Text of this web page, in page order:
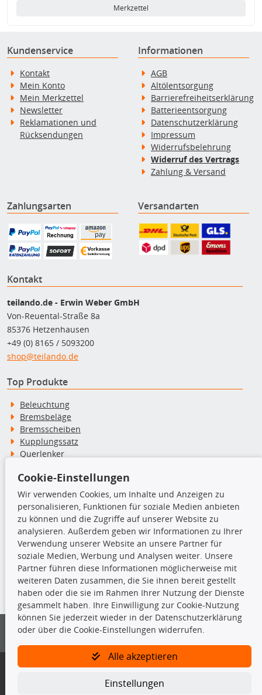
Merkzettel
Kundenservice
Kontakt
Mein Konto
Mein Merkzettel
Newsletter
Reklamationen und
Rücksendungen
Informationen
AGB
Altölentsorgung
Barrierefreiheitserklärung
Batterieentsorgung
Datenschutzerklärung
Impressum
Widerrufsbelehrung
Widerruf des Vertrags
Zahlung & Versand
Zahlungsarten Versandarten
Kontakt
teilando.de - Erwin Weber GmbH
Von-Reuental-Straße 8a
85376 Hetzenhausen
+49 (0) 8165 / 5093200
shop@teilando.de
Top Produkte
Beleuchtung
Bremsbeläge
Bremsscheiben
Kupplungssatz
Querlenker
Stoßdämpfer
TecDoc Inside
Die hier angezeigten Daten insbesondere die gesamte Datenbank dürfen
nicht kopiert werden.
Es ist zu unterlassen, die Daten oder die gesamte Datenbank ohne
vorherige Zustimmung von TecDoc zu vervielfältigen, zu verbreiten
und/oder diese Handlungen durch Dritte ausführen zu lassen. Ein
Bitte prüfen Sie, ob das über unseren Onlineshop identifizierte Ersatzteil
Gegebenenfalls sind ergänzende Informationen notwendig, um
Cookie-Einstellungen
Wir verwenden Cookies, um Inhalte und Anzeigen zu
personalisieren, Funktionen für soziale Medien anbieten
zu können und die Zugriffe auf unserer Website zu
analysieren. Außerdem geben wir Informationen zu Ihrer
Verwendung unserer Website an unsere Partner für
soziale Medien, Werbung und Analysen weiter. Unsere
Partner führen diese Informationen möglicherweise mit
weiteren Daten zusammen, die Sie ihnen bereit gestellt
haben oder die sie im Rahmen Ihrer Nutzung der Dienste
gesammelt haben. Ihre Einwilligung zur Cookie-Nutzung
können Sie jederzeit wieder in der Datenschutzerklärung
oder über die Cookie-Einstellungen widerrufen.
Alle akzeptieren
Einstellungen